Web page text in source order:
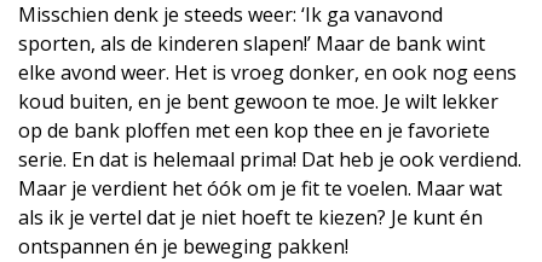
Misschien denk je steeds weer: ‘Ik ga vanavond
sporten, als de kinderen slapen!’ Maar de bank wint
elke avond weer. Het is vroeg donker, en ook nog eens
koud buiten, en je bent gewoon te moe. Je wilt lekker
op de bank ploffen met een kop thee en je favoriete
serie. En dat is helemaal prima! Dat heb je ook verdiend.
Maar je verdient het óók om je fit te voelen. Maar wat
als ik je vertel dat je niet hoeft te kiezen? Je kunt én
ontspannen én je beweging pakken!